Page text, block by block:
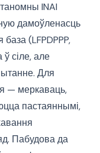
INAI
дамоўленасць
(LFPDPPP,
сіле, але
Для
— меркаваць,
пастаяннымі,
Пабудова да